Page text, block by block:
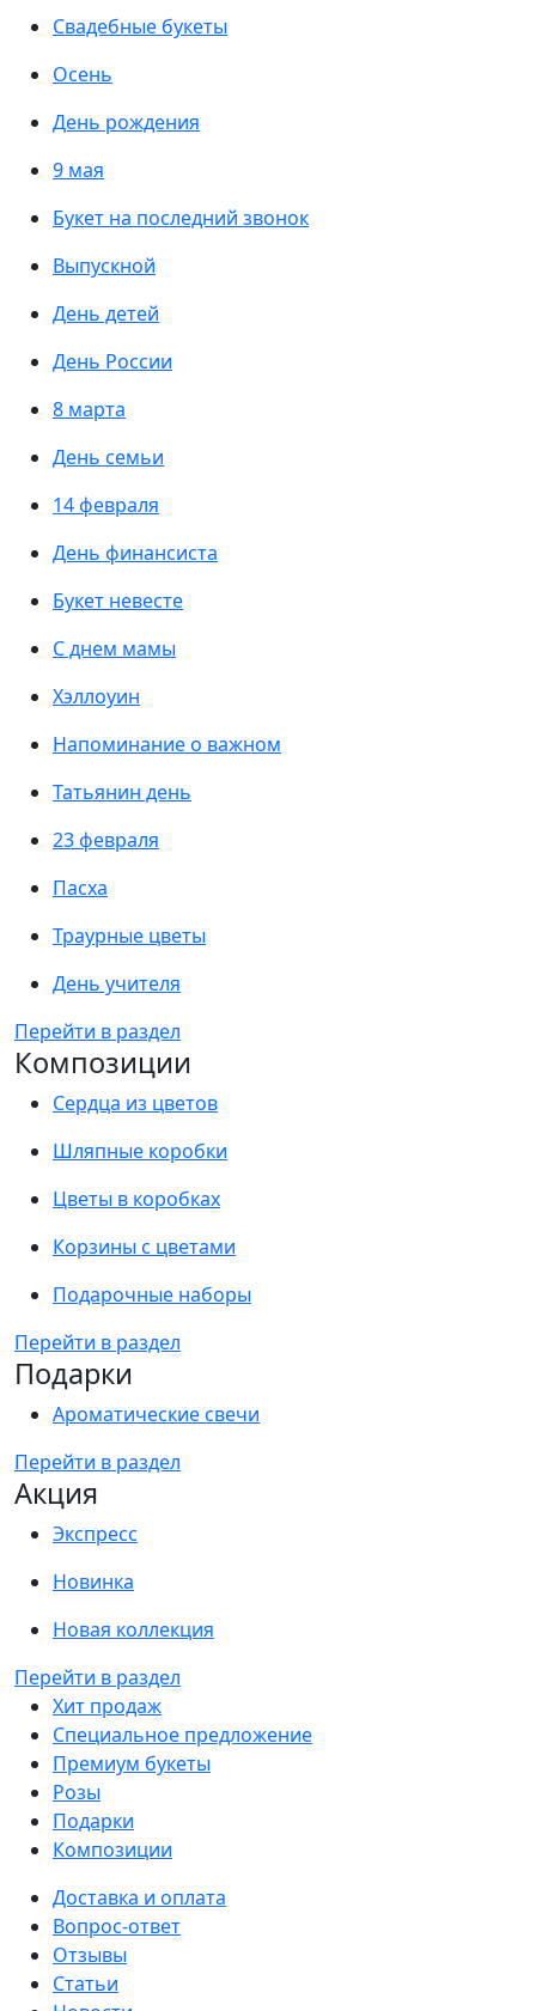
Свадебные букеты
Осень
День рождения
9 мая
Букет на последний звонок
Выпускной
День детей
День России
8 марта
День семьи
14 февраля
День финансиста
Букет невесте
С днем мамы
Хэллоуин
Напоминание о важном
Татьянин день
23 февраля
Пасха
Траурные цветы
День учителя
Перейти в раздел
Композиции
Сердца из цветов
Шляпные коробки
Цветы в коробках
Корзины с цветами
Подарочные наборы
Перейти в раздел
Подарки
Ароматические свечи
Перейти в раздел
Акция
Экспресс
Новинка
Новая коллекция
Перейти в раздел
Хит продаж
Специальное предложение
Премиум букеты
Розы
Подарки
Композиции
Доставка и оплата
Вопрос-ответ
Отзывы
Статьи